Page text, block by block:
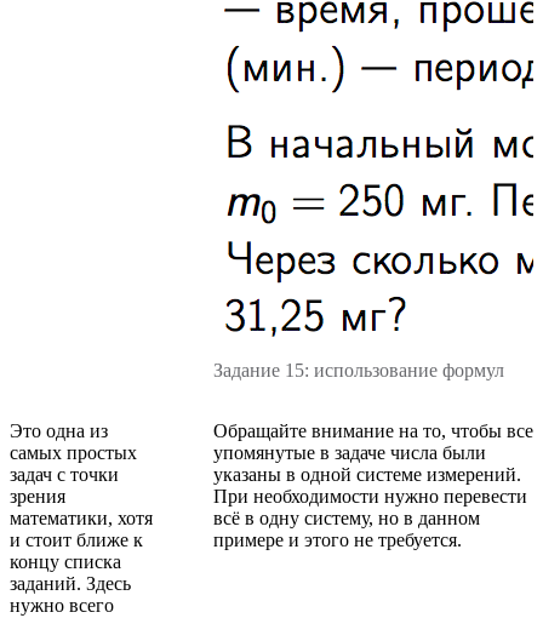
Задание 15: использование формул
Это одна из
самых простых
задач с точки
зрения
математики, хотя
и стоит ближе к
концу списка
заданий. Здесь
нужно всего
Обращайте внимание на то, чтобы все
упомянутые в задаче числа были
указаны в одной системе измерений.
При необходимости нужно перевести
всё в одну систему, но в данном
примере и этого не требуется.